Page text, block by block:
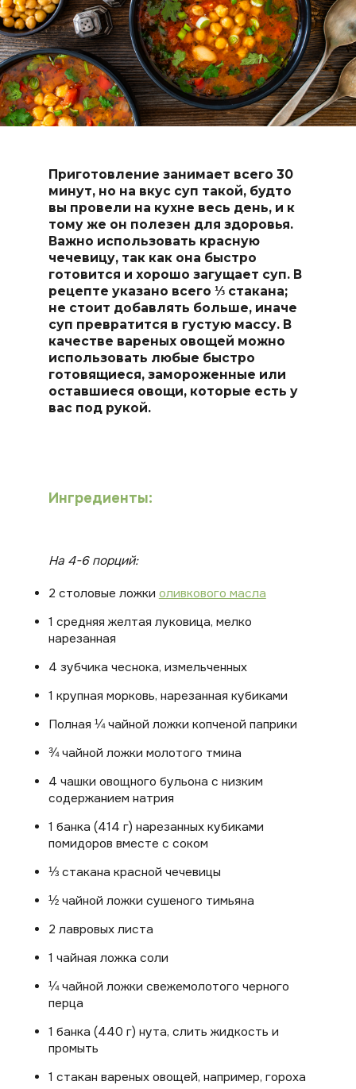
Приготовление занимает всего 30
минут, но на вкус суп такой, будто
вы провели на кухне весь день, и к
тому же он полезен для здоровья.
Важно использовать красную
чечевицу, так как она быстро
готовится и хорошо загущает суп. В
рецепте указано всего ⅓ стакана;
не стоит добавлять больше, иначе
суп превратится в густую массу. В
качестве вареных овощей можно
использовать любые быстро
готовящиеся, замороженные или
оставшиеся овощи, которые есть у
вас под рукой.
Ингредиенты:
На 4-6 порций:
2 столовые ложки оливкового масла
1 средняя желтая луковица, мелко
нарезанная
4 зубчика чеснока, измельченных
1 крупная морковь, нарезанная кубиками
Полная ¼ чайной ложки копченой паприки
¾ чайной ложки молотого тмина
4 чашки овощного бульона с низким
содержанием натрия
1 банка (414 г) нарезанных кубиками
помидоров вместе с соком
⅓ стакана красной чечевицы
½ чайной ложки сушеного тимьяна
2 лавровых листа
1 чайная ложка соли
¼ чайной ложки свежемолотого черного
перца
1 банка (440 г) нута, слить жидкость и
промыть
1 стакан вареных овощей, например, гороха